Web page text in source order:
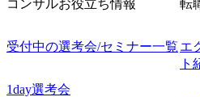
コンサルお役立ち情報
受付中の選考会/セミナー一覧
1day選考会
転
エ
ト